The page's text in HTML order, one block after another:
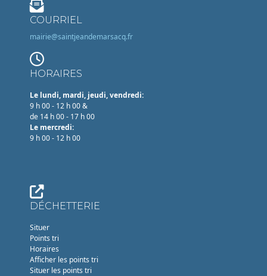
COURRIEL
mairie@saintjeandemarsacq.fr
HORAIRES
Le lundi, mardi, jeudi, vendredi:
9 h 00 - 12 h 00 &
de 14 h 00 - 17 h 00
Le mercredi:
9 h 00 - 12 h 00
DÉCHETTERIE
Situer
Points tri
Horaires
Afficher les points tri
Situer les points tri